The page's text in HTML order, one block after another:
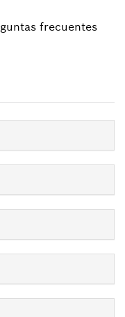
frecuentes